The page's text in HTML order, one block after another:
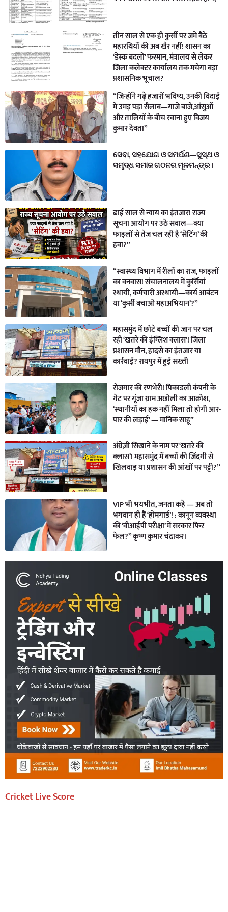
तीन साल से एक ही कुर्सी पर जमे बैठे
महारथियों की अब खैर नहीं! शासन का
‘डेस्क बदलो’ फरमान, मंत्रालय से लेकर
जिला कलेक्टर कार्यालय तक मचेगा बड़ा
प्रशासनिक भूचाल?
“जिन्होंने गढ़े हजारों भविष्य, उनकी विदाई
में उमड़ पड़ा सैलाब—गाजे बाजे,आंसुओं
और तालियों के बीच रवाना हुए विजय
कुमार देवता”
ସେବା, ସହଯୋଗ ଓ ସମର୍ପଣ—ସୁସ୍ଥ ଓ
ସମୃଦ୍ଧ ସମାଜ ଗଠନର ମୂଳମନ୍ତ୍ର ।
ढाई साल से न्याय का इंतजार! राज्य
सूचना आयोग पर उठे सवाल—क्या
फाइलों से तेज चल रही है ‘सेटिंग’ की
हवा?”
“स्वास्थ्य विभाग में रीलों का राज, फाइलों
का वनवास! संचालनालय में कुर्सियां
स्थायी, कर्मचारी अस्थायी—कार्य आबंटन
या ‘कुर्सी बचाओ महाअभियान’?”
महासमुंद में छोटे बच्चों की जान पर चल
रही ‘खतरे की इंग्लिश क्लास’! जिला
प्रशासन मौन, हादसे का इंतजार या
कार्रवाई? रायपुर में हुई सख्ती
रोजगार की रणभेरी! पिकाडली कंपनी के
गेट पर गूंजा ग्राम अछोली का आक्रोश,
‘स्थानीयों का हक नहीं मिला तो होगी आर-
पार की लड़ाई’ — मानिक साहू”
अंग्रेज़ी सिखाने के नाम पर ‘खतरे की
क्लास’! महासमुंद में बच्चों की जिंदगी से
खिलवाड़ या प्रशासन की आंखों पर पट्टी?”
VIP भी भयभीत, जनता कहे — अब तो
भगवान ही हैं ‘होमगार्ड’! : कानून व्यवस्था
की ‘वीआईपी परीक्षा’ में सरकार फिर
फेल?” कृष्ण कुमार चंद्राकर।
Cricket Live Score